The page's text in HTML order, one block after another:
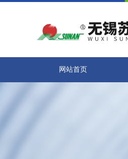
网站首页